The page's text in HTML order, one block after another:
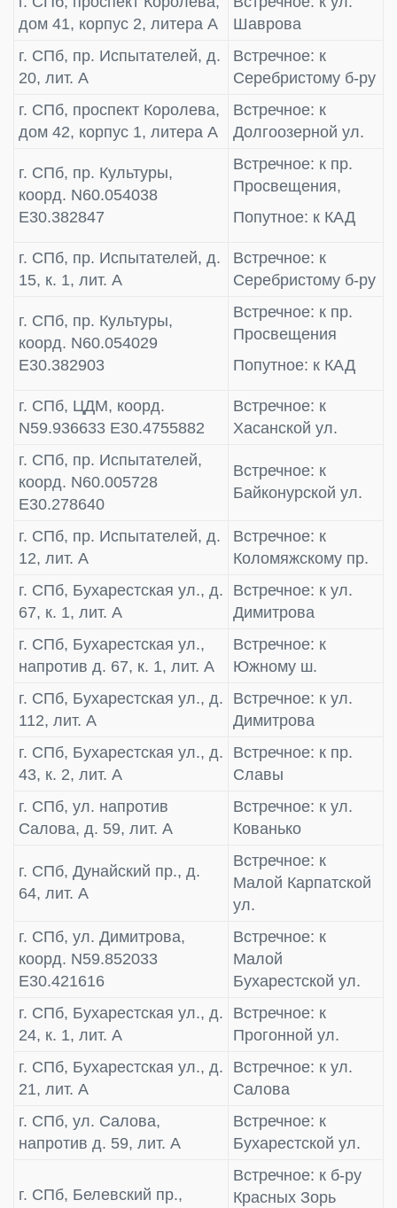
дом 41, корпус 2, литера А
Шаврова
г. СПб, пр. Испытателей, д.
20, лит. А
Встречное: к
Серебристому б-ру
г. СПб, проспект Королева,
дом 42, корпус 1, литера А
Встречное: к
Долгоозерной ул.
г. СПб, пр. Культуры,
коорд. N60.054038
E30.382847
Встречное: к пр.
Просвещения,
Попутное: к КАД
г. СПб, пр. Испытателей, д.
15, к. 1, лит. А
Встречное: к
Серебристому б-ру
г. СПб, пр. Культуры,
коорд. N60.054029
E30.382903
Встречное: к пр.
Просвещения
Попутное: к КАД
г. СПб, ЦДМ, коорд.
N59.936633 E30.4755882
Встречное: к
Хасанской ул.
г. СПб, пр. Испытателей,
коорд. N60.005728
E30.278640
Встречное: к
Байконурской ул.
г. СПб, пр. Испытателей, д.
12, лит. А
Встречное: к
Коломяжскому пр.
г. СПб, Бухарестская ул., д.
67, к. 1, лит. А
Встречное: к ул.
Димитрова
г. СПб, Бухарестская ул.,
напротив д. 67, к. 1, лит. А
Встречное: к
Южному ш.
г. СПб, Бухарестская ул., д.
112, лит. А
Встречное: к ул.
Димитрова
г. СПб, Бухарестская ул., д.
43, к. 2, лит. А
Встречное: к пр.
Славы
г. СПб, ул. напротив
Салова, д. 59, лит. А
Встречное: к ул.
Кованько
г. СПб, Дунайский пр., д.
64, лит. А
Встречное: к
Малой Карпатской
ул.
г. СПб, ул. Димитрова,
коорд. N59.852033
E30.421616
Встречное: к
Малой
Бухарестской ул.
г. СПб, Бухарестская ул., д.
24, к. 1, лит. А
Встречное: к
Прогонной ул.
г. СПб, Бухарестская ул., д.
21, лит. А
Встречное: к ул.
Салова
г. СПб, ул. Салова,
напротив д. 59, лит. А
Встречное: к
Бухарестской ул.
г. СПб, Белевский пр.,
Встречное: к б-ру
Красных Зорь